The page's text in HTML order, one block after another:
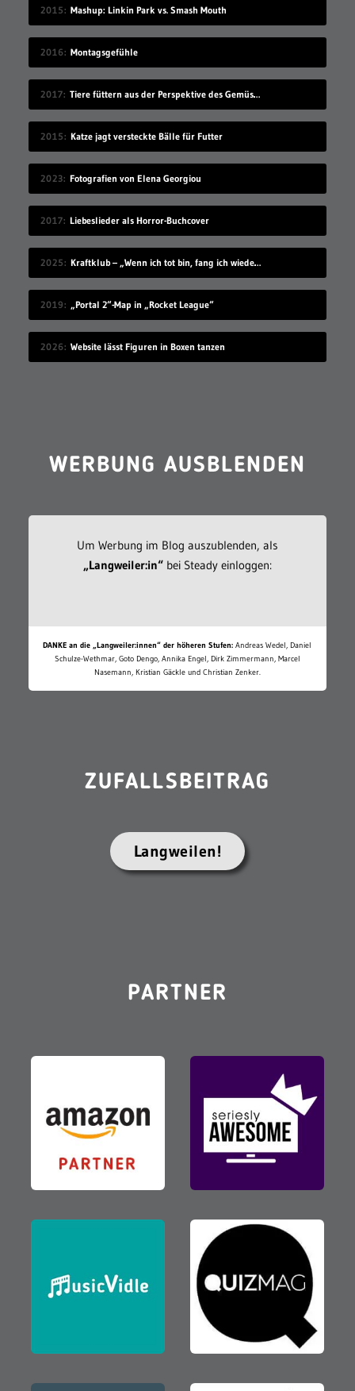
2015 Mashup: Linkin Park vs. Smash Mouth
2016 Montagsgefühle
2017 Tiere füttern aus der Perspektive des Gemüses
2015 Katze jagt versteckte Bälle für Futter
2023 Fotografien von Elena Georgiou
2017 Liebeslieder als Horror-Buchcover
2025 Kraftklub – „Wenn ich tot bin, fang ich wieder an“
2019 „Portal 2“-Map in „Rocket League“
2026 Website lässt Figuren in Boxen tanzen
WERBUNG AUSBLENDEN
Um Werbung im Blog auszublenden, als
„Langweiler:in“bei Steady einloggen:
DANKE an die „Langweiler:innen“ der höheren Stufen: Andreas Wedel, Daniel
Schulze-Wethmar, Goto Dengo, Annika Engel, Dirk Zimmermann, Marcel
Nasemann, Kristian Gäckle und Christian Zenker.
ZUFALLSBEITRAG
Langweilen!
PARTNER